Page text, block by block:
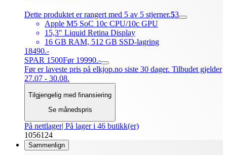
Dette produktet er rangert med 5 av 5 stjerner.53
Apple M5 SoC 10c CPU/10c GPU
15,3" Liquid Retina Display
16 GB RAM, 512 GB SSD-lagring
18490.-
SPAR 1500Før 19990.-
Før er laveste pris på elkjop.no siste 30 dager. Tilbudet gjelder
27.07 - 30.08.
Tilgjengelig med finansiering
Se månedspris
På nettlager| På lager i 46 butikk(er)
1056124
Sammenlign